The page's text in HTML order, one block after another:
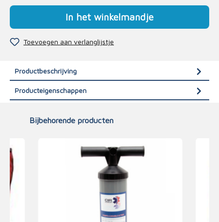
In het winkelmandje
Toevoegen aan verlanglijstje
Productbeschrijving
Producteigenschappen
Bijbehorende producten